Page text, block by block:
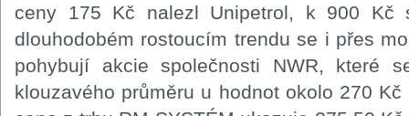
ceny 175 Kč nalezl Unipetrol, k 900 Kč
dlouhodobém rostoucím trendu se i přes
pohybují akcie společnosti NWR, které
klouzavého průměru u hodnot okolo 270